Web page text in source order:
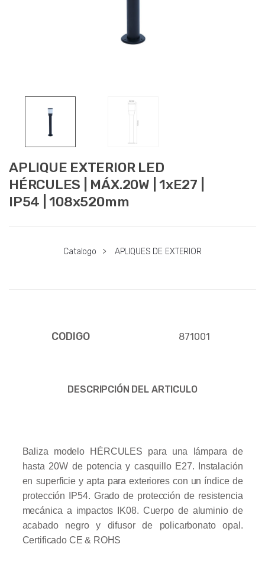
APLIQUE EXTERIOR LED
HÉRCULES | MÁX.20W | 1xE27 |
IP54 | 108x520mm
Catalogo > APLIQUES DE EXTERIOR
CODIGO 871001
DESCRIPCIÓN DEL ARTICULO
Baliza modelo HÉRCULES para una lámpara de
hasta 20W de potencia y casquillo E27. Instalación
en superficie y apta para exteriores con un índice de
protección IP54. Grado de protección de resistencia
mecánica a impactos IK08. Cuerpo de aluminio de
acabado negro y difusor de policarbonato opal.
Certificado CE & ROHS